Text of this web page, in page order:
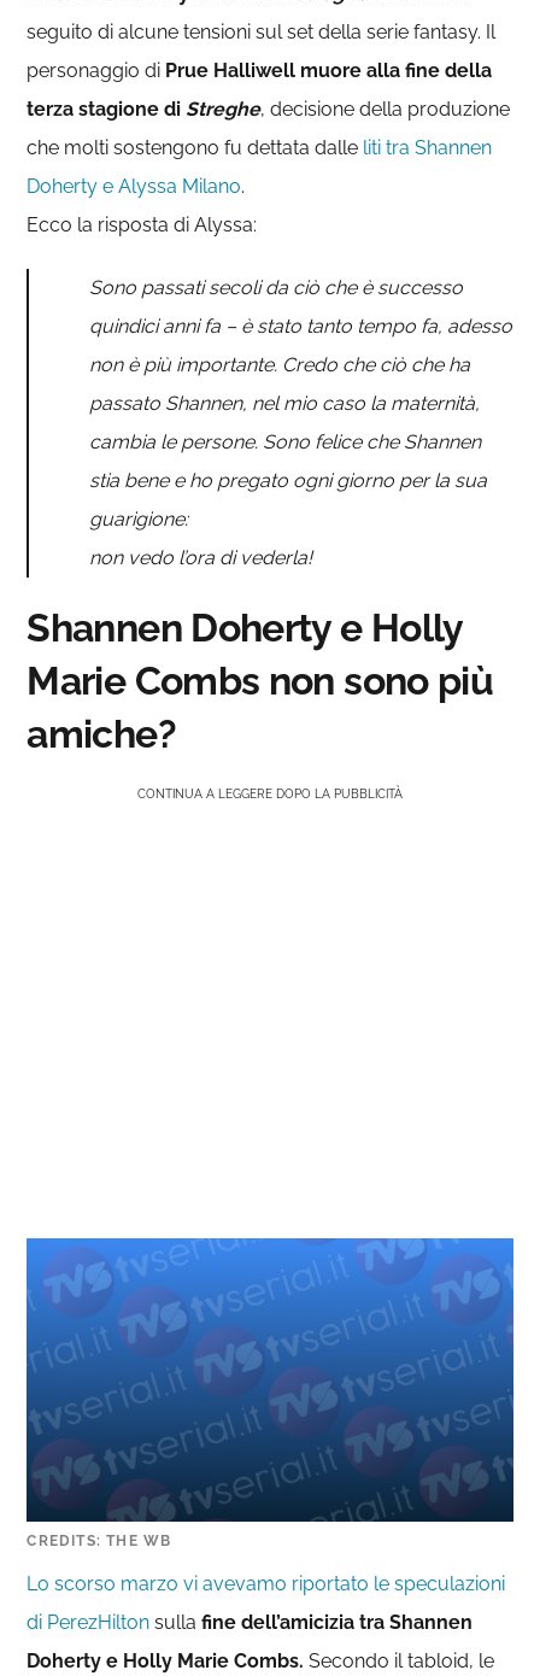
seguito di alcune tensioni sul set della serie fantasy. Il
personaggio di Prue Halliwell muore alla fine della
terza stagione di Streghe, decisione della produzione
che molti sostengono fu dettata dalle liti tra Shannen
Doherty e Alyssa Milano.
Ecco la risposta di Alyssa:
Sono passati secoli da ciò che è successo
quindici anni fa – è stato tanto tempo fa, adesso
non è più importante. Credo che ciò che ha
passato Shannen, nel mio caso la maternità,
cambia le persone. Sono felice che Shannen
stia bene e ho pregato ogni giorno per la sua
guarigione:
non vedo l’ora di vederla!
Shannen Doherty e Holly
Marie Combs non sono più
amiche?
CONTINUA A LEGGERE DOPO LA PUBBLICITÀ
CREDITS: THE WB
Lo scorso marzo vi avevamo riportato le speculazioni
di PerezHiltonsulla fine dell’amicizia tra Shannen
Doherty e Holly Marie Combs. Secondo il tabloid, le